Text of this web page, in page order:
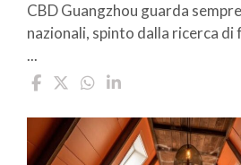
CBD Guangzhou guarda
nazionali, spinto dalla ricerca
...